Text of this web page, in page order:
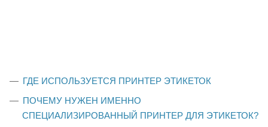
ГДЕ ИСПОЛЬЗУЕТСЯ ПРИНТЕР ЭТИКЕТОК
ПОЧЕМУ НУЖЕН ИМЕННО
СПЕЦИАЛИЗИРОВАННЫЙ ПРИНТЕР ДЛЯ ЭТИКЕТОК?